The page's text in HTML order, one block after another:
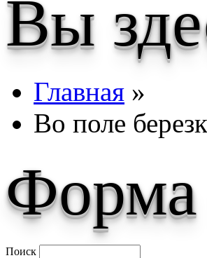
Вы
Главная »
Во поле
Форма
Поиск